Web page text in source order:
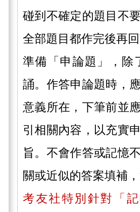
碰到不確定的題目不
全部題目都作完後再
準備「申論題」，除
誦。作答申論題時，
意義所在，下筆前並
引相關內容，以充實
旨。不會作答或記憶
關或近似的答案填補
考友社特別針對「